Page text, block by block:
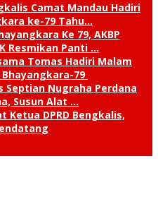
Camat Mandau Hadiri
ke-79 Tahu…
Ke 79, AKBP
Resmikan Panti …
Tomas Hadiri Malam
79
Septian Nugraha Perdana
Susun Alat …
Ketua DPRD Bengkalis,